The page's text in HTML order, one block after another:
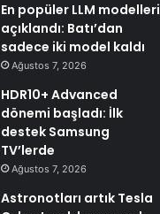
En popüler LLM modelleri
açıklandı: Batı’dan
sadece iki model kaldı
Ağustos 7, 2026
HDR10+ Advanced
dönemi başladı: İlk
destek Samsung
TV’lerde
Ağustos 7, 2026
Astronotları artık Tesla